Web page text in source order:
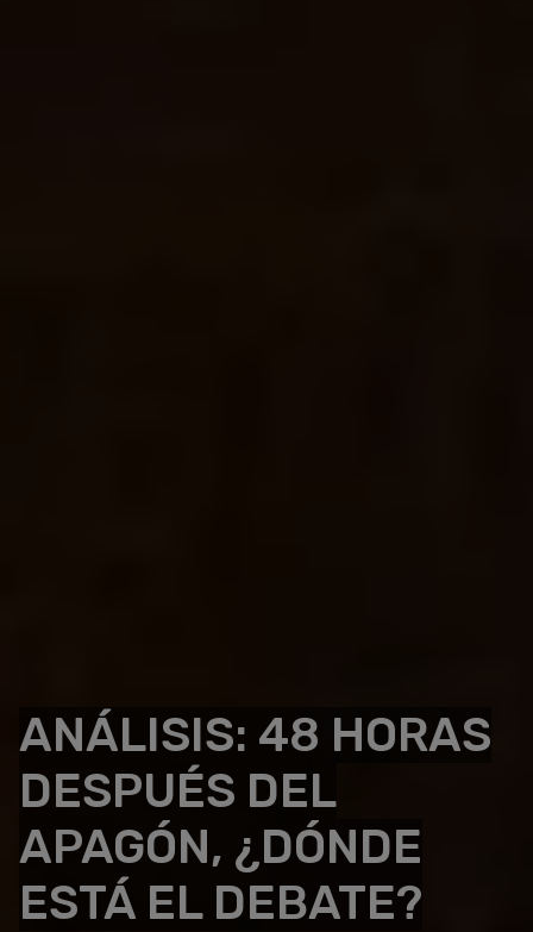
ANÁLISIS: 48 HORAS
DESPUÉS DEL
APAGÓN, ¿DÓNDE
ESTÁ EL DEBATE?